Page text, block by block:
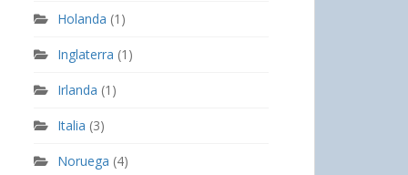
Holanda (1)
Inglaterra (1)
Irlanda (1)
Italia (3)
Noruega (4)